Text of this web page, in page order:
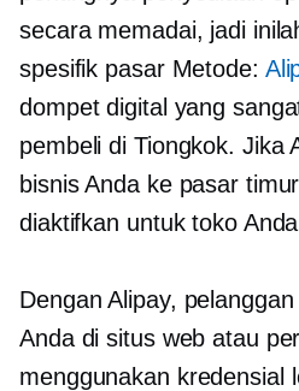
secara memadai, jadi
spesifik pasarMetode:
dompet digital yang
pembeli di Tiongkok. Jika
bisnis Anda ke pasar
diaktifkan untuk toko
Dengan Alipay,
Anda di situs web atau
menggunakan kredensial